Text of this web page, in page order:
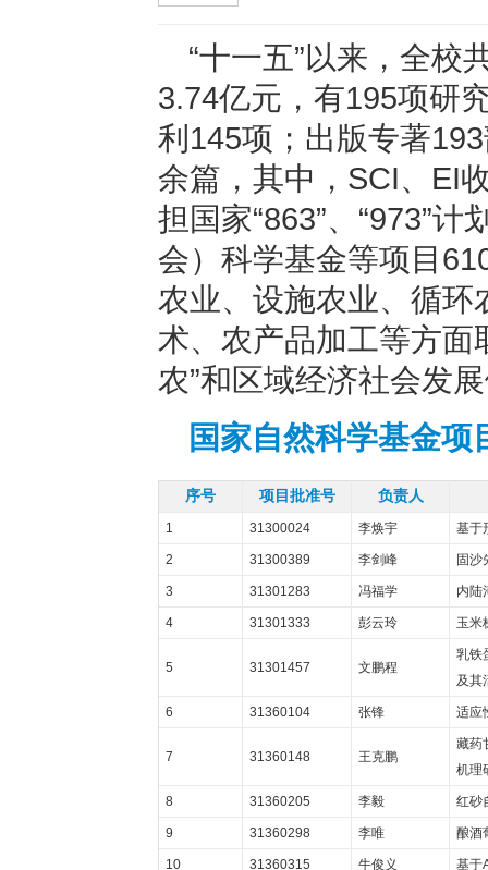
“十一五”以来，全校
3.74亿元，有195项研
利145项；出版专著
余篇，其中，SCI、EI
担国家“863”、“973”
会）科学基金等项目
农业、设施农业、循环
术、农产品加工等方面
农”和区域经济社会发
国家自然科学基金项
序号 项目批准号 负责人
1 31300024 李焕宇 基于
2 31300389 李剑峰 固沙
3 31301283 冯福学 内陆
4 31301333 彭云玲 玉米
5 31301457 文鹏程
乳铁
及其
6 31360104 张锋 适应
7 31360148 王克鹏
藏药
机理
8 31360205 李毅 红砂
9 31360298 李唯 酿酒
10 31360315 牛俊义 基于